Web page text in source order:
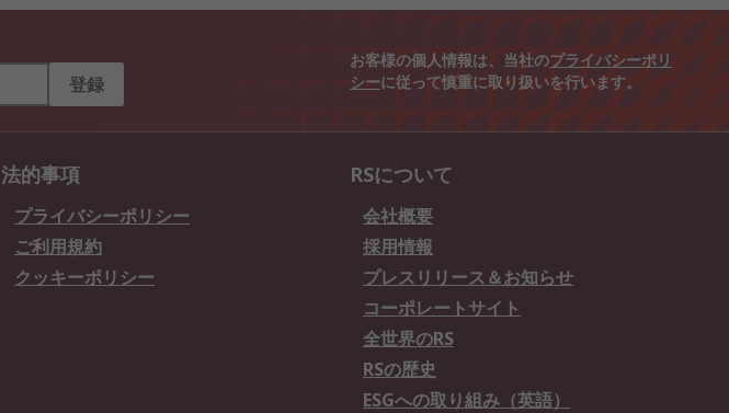
登録
お客様の個人情報は、当社のプライバシーポリ
シーに従って慎重に取り扱いを行います。
法的事項
プライバシーポリシー
ご利用規約
クッキーポリシー
RSについて
会社概要
採用情報
プレスリリース＆お知らせ
コーポレートサイト
全世界のRS
RSの歴史
ESGへの取り組み（英語）